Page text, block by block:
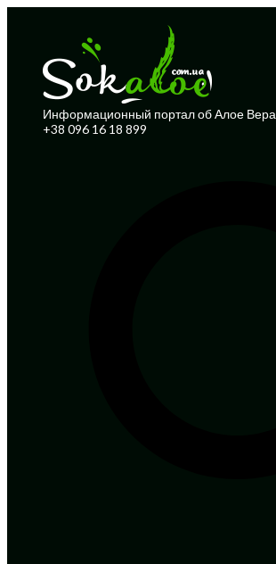
Информационный портал об Алое Вера
+38 096 16 18 899